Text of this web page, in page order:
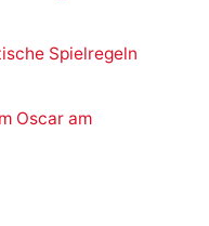
Spielregeln
Oscar am